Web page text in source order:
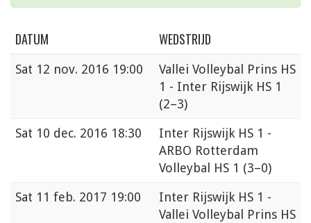
DATUM WEDSTRIJD
Sat 12 nov. 2016 19:00
Vallei Volleybal Prins HS
1 - Inter Rijswijk HS 1
(2–3)
Sat 10 dec. 2016 18:30
Inter Rijswijk HS 1 -
ARBO Rotterdam
Volleybal HS 1 (3–0)
Sat 11 feb. 2017 19:00
Inter Rijswijk HS 1 -
Vallei Volleybal Prins HS